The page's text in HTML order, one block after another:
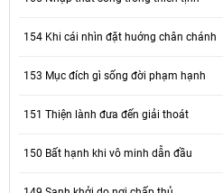
154 Khi cái nhìn đặt huớng chân chánh
153 Mục đích gì sống đời phạm hạnh
151 Thiện lành đưa đến giải thoát
150 Bất hạnh khi vô minh dẫn đầu